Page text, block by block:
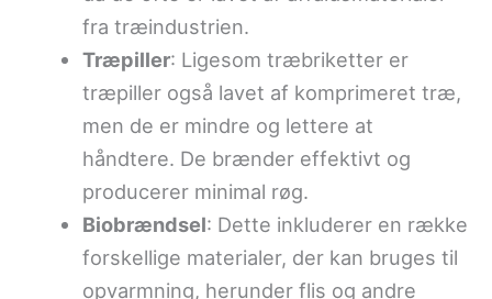
fra træindustrien.
Træpiller: Ligesom træbriketter er
træpiller også lavet af komprimeret træ,
men de er mindre og lettere at
håndtere. De brænder effektivt og
producerer minimal røg.
Biobrændsel: Dette inkluderer en række
forskellige materialer, der kan bruges til
opvarmning, herunder flis og andre